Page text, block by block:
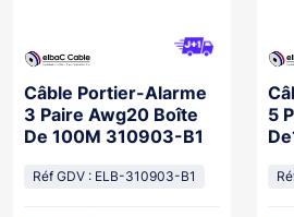
Câble Portier-Alarme
3 Paire Awg20 Boîte
De 100M 310903-B1
Réf GDV : ELB-310903-B1
5